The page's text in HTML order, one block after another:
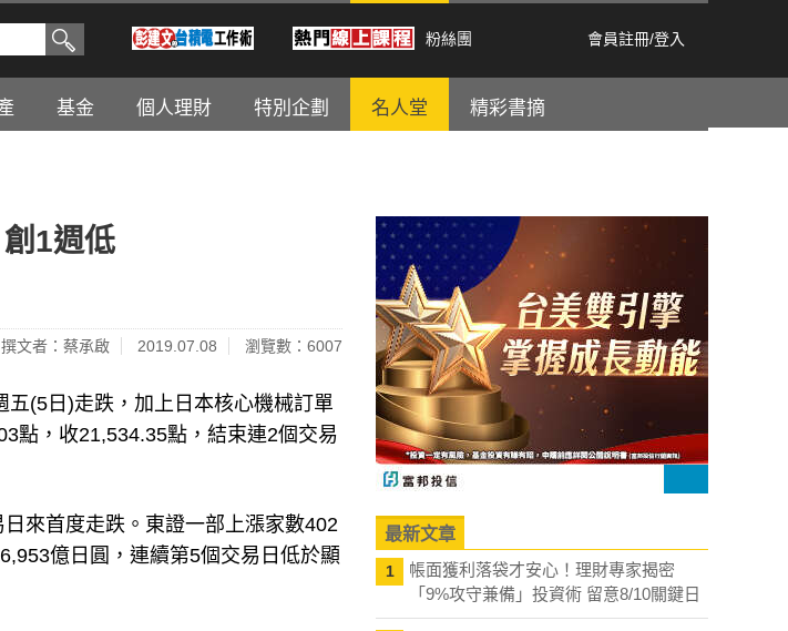
粉絲團 會員註冊/登入
基金 個人理財 特別企劃 名人堂 精彩書摘
1週低
撰文者：蔡承啟 2019.07.08 瀏覽數：6007
(5日)走跌，加上日本核心機械訂單
點，收21,534.35點，結束連2個交易
來首度走跌。東證一部上漲家數402
億日圓，連續第5個交易日低於顯
最新文章
1
帳面獲利落袋才安心！理財專家揭密
「9%攻守兼備」投資術 留意8/10關鍵日